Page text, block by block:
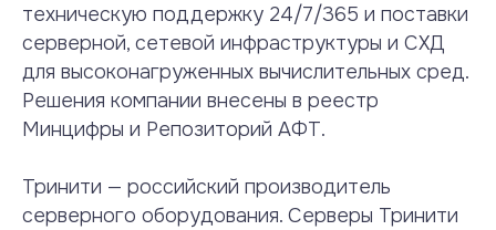
техническую поддержку 24/7/365 и поставки
серверной, сетевой инфраструктуры и СХД
для высоконагруженных вычислительных сред.
Решения компании внесены в реестр
Минцифры и Репозиторий АФТ.
Тринити — российский производитель
серверного оборудования. Серверы Тринити